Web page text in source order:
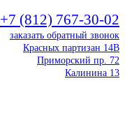
+7 (812) 767-30-02
заказать обратный звонок
Красных партизан 14В
Приморский пр. 72
Калинина 13